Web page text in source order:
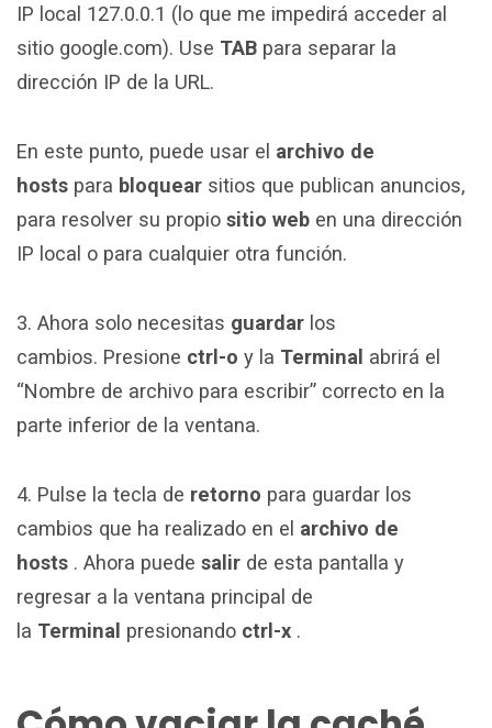
IP local 127.0.0.1 (lo que me impedirá acceder al
sitio google.com). Use TAB para separar la
dirección IP de la URL.
En este punto, puede usar el archivo de
hosts para bloquear sitios que publican anuncios,
para resolver su propio sitio web en una dirección
IP local o para cualquier otra función.
3. Ahora solo necesitas guardar los
cambios. Presione ctrl-o y la Terminal abrirá el
“Nombre de archivo para escribir” correcto en la
parte inferior de la ventana.
4. Pulse la tecla de retorno para guardar los
cambios que ha realizado en el archivo de
hosts . Ahora puede salir de esta pantalla y
regresar a la ventana principal de
la Terminal presionando ctrl-x .